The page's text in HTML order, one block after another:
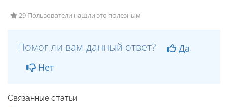
29 Пользователи нашли это полезным
Помог ли вам данный ответ?
Да
Нет
Связанные статьи